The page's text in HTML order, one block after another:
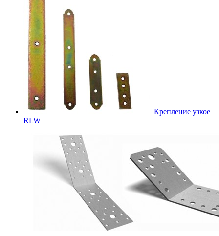
Крепление узкое
RLW